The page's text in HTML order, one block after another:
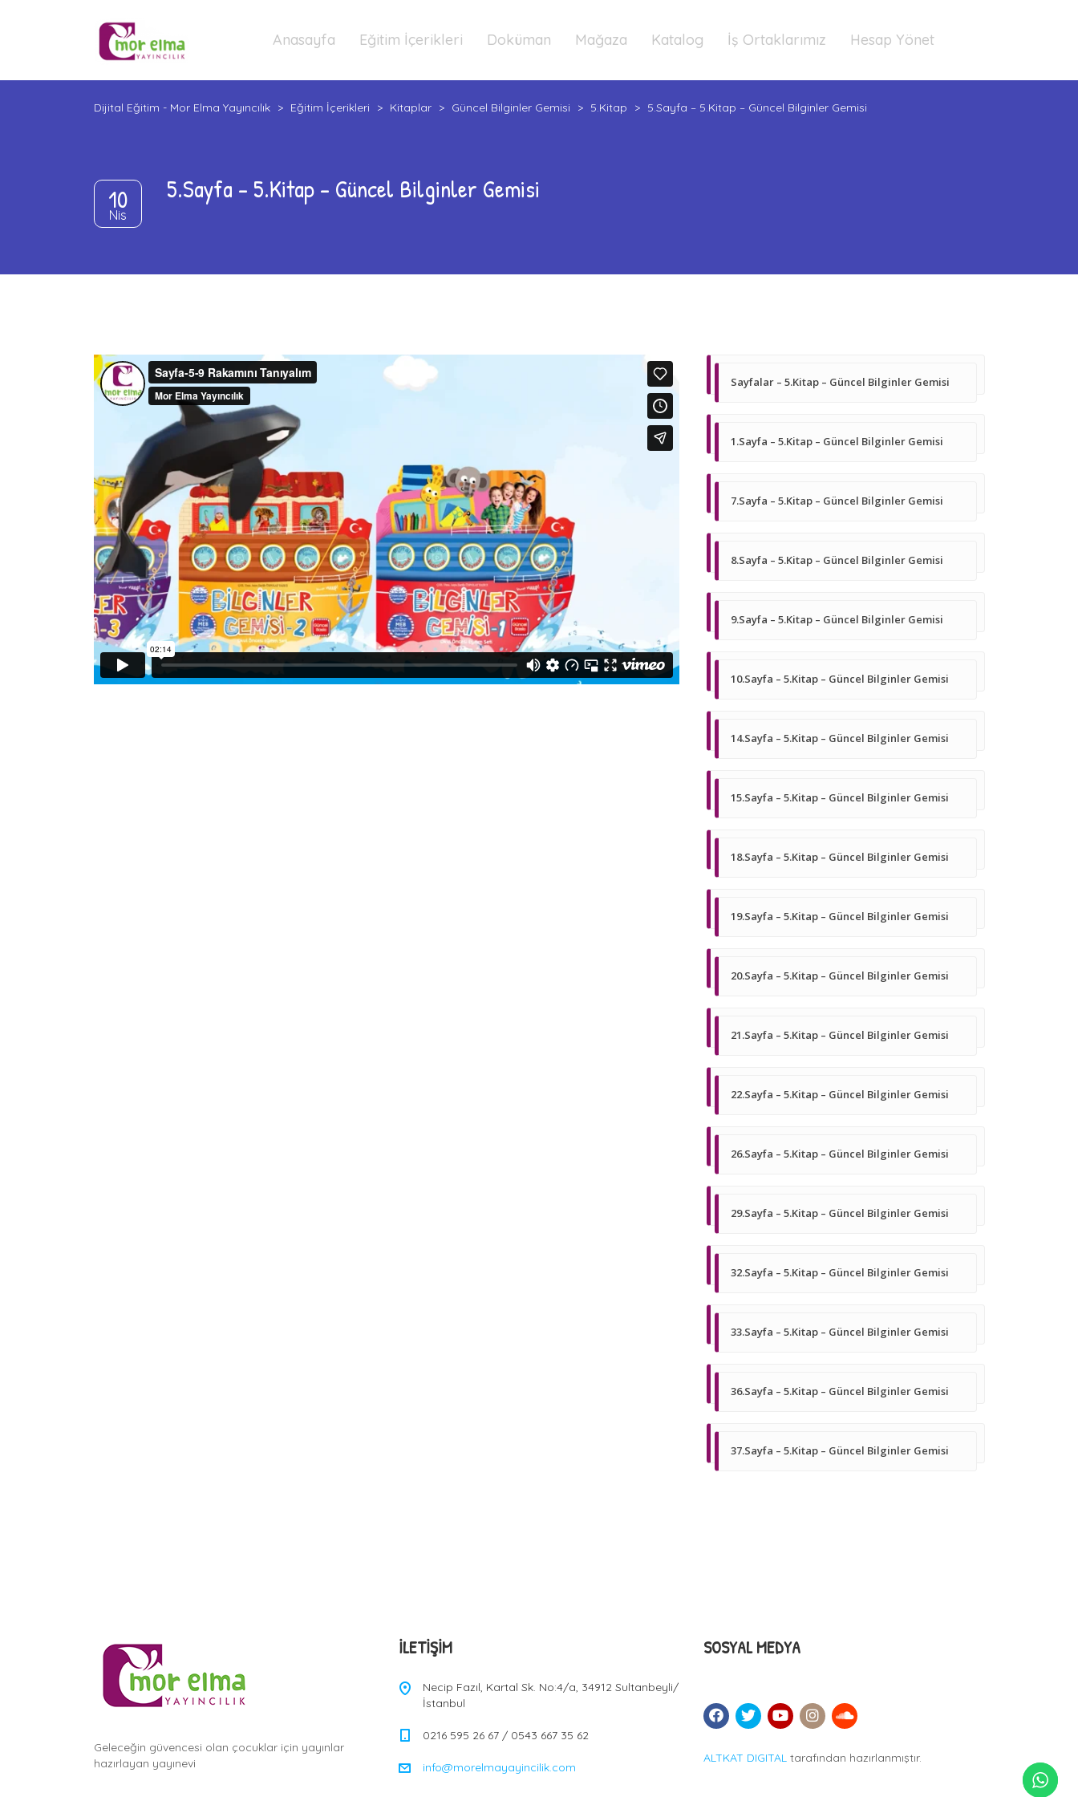
Anasayfa Eğitim İçerikleri Doküman Mağaza Katalog İş Ortaklarımız Hesap Yönet
Dijital Eğitim - Mor Elma Yayıncılık > Eğitim İçerikleri > Kitaplar > Güncel Bilginler Gemisi > 5.Kitap > 5.Sayfa – 5.Kitap – Güncel Bilginler Gemisi
10
Nis
5.Sayfa – 5.Kitap – Güncel Bilginler Gemisi
Sayfalar – 5.Kitap – Güncel Bilginler Gemisi
1.Sayfa – 5.Kitap – Güncel Bilginler Gemisi
7.Sayfa – 5.Kitap – Güncel Bilginler Gemisi
8.Sayfa – 5.Kitap – Güncel Bilginler Gemisi
9.Sayfa – 5.Kitap – Güncel Bilginler Gemisi
10.Sayfa – 5.Kitap – Güncel Bilginler Gemisi
14.Sayfa – 5.Kitap – Güncel Bilginler Gemisi
15.Sayfa – 5.Kitap – Güncel Bilginler Gemisi
18.Sayfa – 5.Kitap – Güncel Bilginler Gemisi
19.Sayfa – 5.Kitap – Güncel Bilginler Gemisi
20.Sayfa – 5.Kitap – Güncel Bilginler Gemisi
21.Sayfa – 5.Kitap – Güncel Bilginler Gemisi
22.Sayfa – 5.Kitap – Güncel Bilginler Gemisi
26.Sayfa – 5.Kitap – Güncel Bilginler Gemisi
29.Sayfa – 5.Kitap – Güncel Bilginler Gemisi
32.Sayfa – 5.Kitap – Güncel Bilginler Gemisi
33.Sayfa – 5.Kitap – Güncel Bilginler Gemisi
36.Sayfa – 5.Kitap – Güncel Bilginler Gemisi
37.Sayfa – 5.Kitap – Güncel Bilginler Gemisi
Geleceğin güvencesi olan çocuklar için yayınlar
hazırlayan yayınevi
İLETIŞIM
Necip Fazıl, Kartal Sk. No:4/a, 34912 Sultanbeyli/
İstanbul
0216 595 26 67 / 0543 667 35 62
info@morelmayayincilik.com
SOSYAL MEDYA
ALTKAT DIGITAL tarafından hazırlanmıştır.